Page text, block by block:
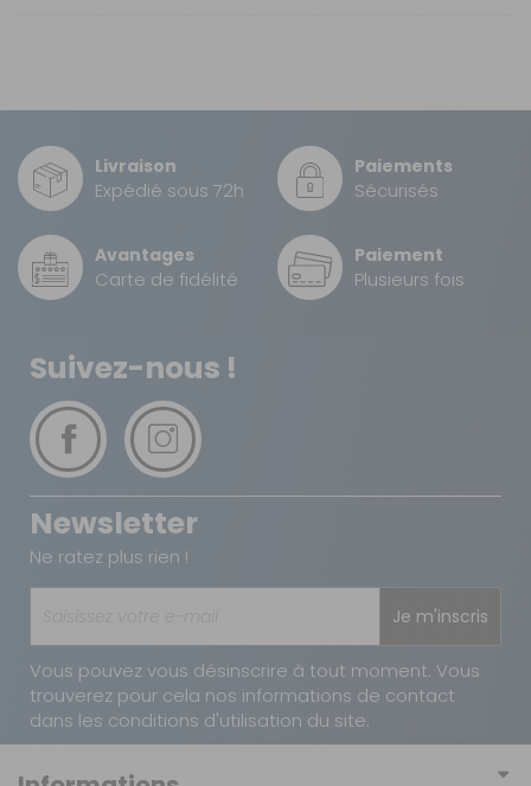
DPD Relais
3,99 €
DPD à domicile
7,90 €
2 à 3 jours ouvrés
TNT Express
12 €
Retour simple sous 14 jours :
Vous avez changé d'avis ?
Retournez nous vos achats en utilisant le bon de retour.
Livraison
Expédié sous 72h
Paiements
Sécurisés
Avantages
Carte de fidélité
Paiement
Plusieurs fois
Suivez-nous !
Newsletter
Ne ratez plus rien !
Je m'inscris
Vous pouvez vous désinscrire à tout moment. Vous
trouverez pour cela nos informations de contact
dans les conditions d'utilisation du site.